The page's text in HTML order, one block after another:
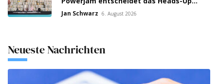
zwischen Jumalon und Saaskilahti!
Jan Schwarz 6. August 2026
Neueste Nachrichten